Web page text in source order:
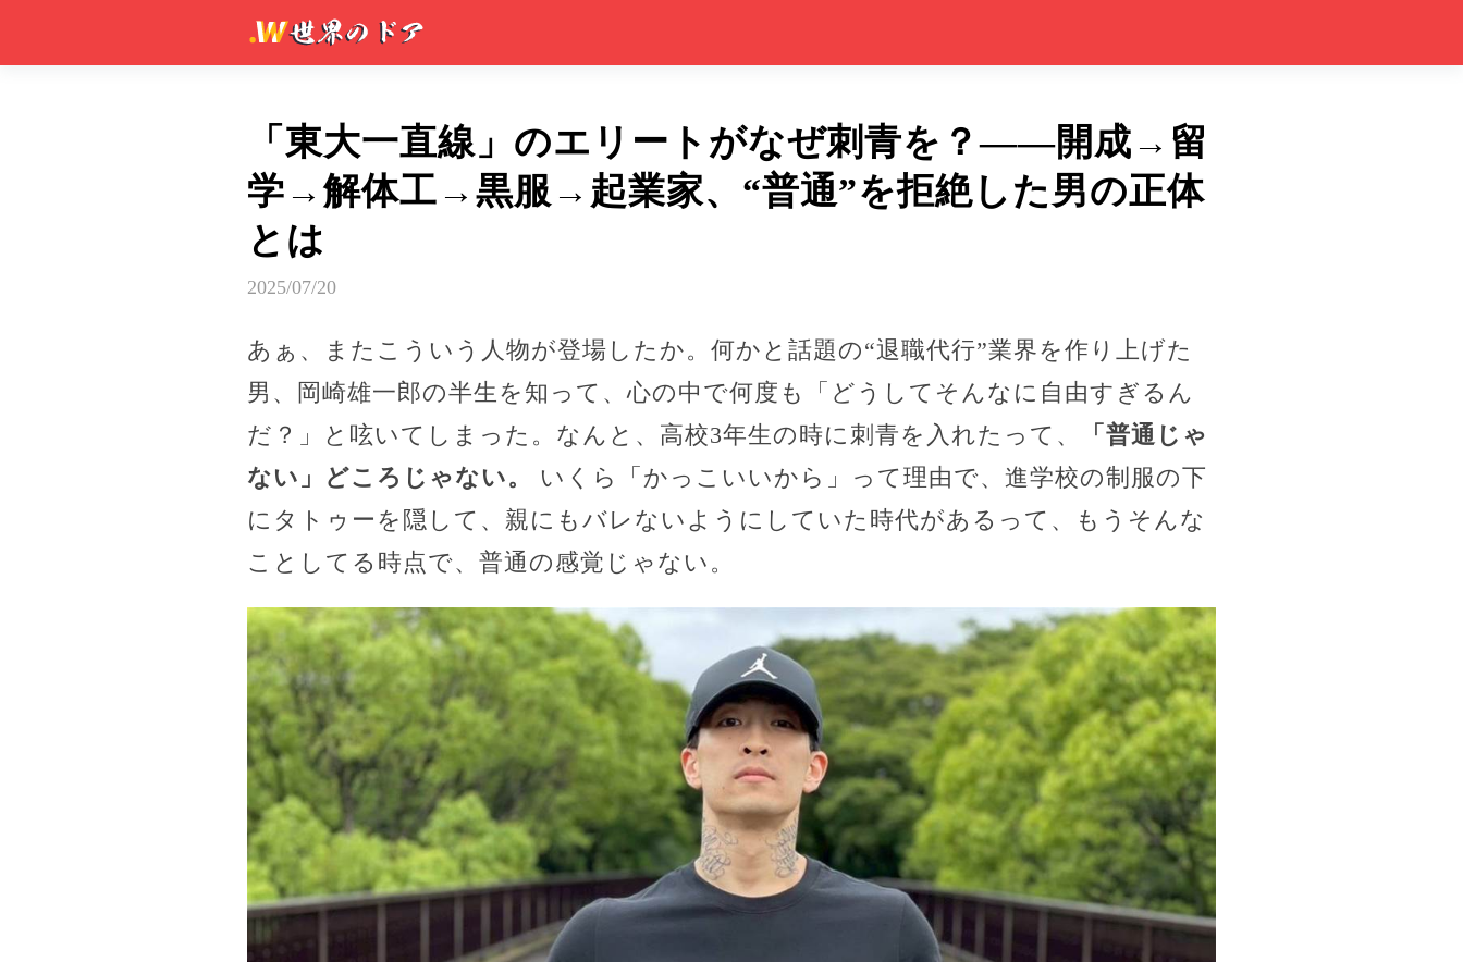
「東大一直線」のエリートがなぜ刺青を？――開成→留
学→解体工→黒服→起業家、“普通”を拒絶した男の正体
とは
2025/07/20
あぁ、またこういう人物が登場したか。何かと話題の“退職代行”業界を作り上げた
男、岡崎雄一郎の半生を知って、心の中で何度も「どうしてそんなに自由すぎるん
だ？」と呟いてしまった。なんと、高校3年生の時に刺青を入れたって、
「普通じゃ
ない」どころじゃない。
いくら「かっこいいから」って理由で、進学校の制服の下
にタトゥーを隠して、親にもバレないようにしていた時代があるって、もうそんな
ことしてる時点で、普通の感覚じゃない。